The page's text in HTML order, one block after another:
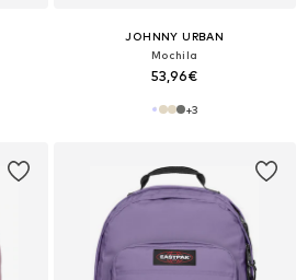
JOHNNY URBAN
Mochila
53,96€
+3